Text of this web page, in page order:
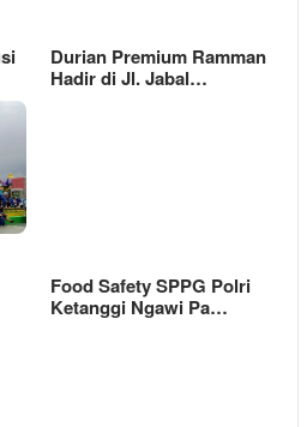
Durian Premium Ramman
Hadir di Jl. Jabal…
Food Safety SPPG Polri
Ketanggi Ngawi Pa…